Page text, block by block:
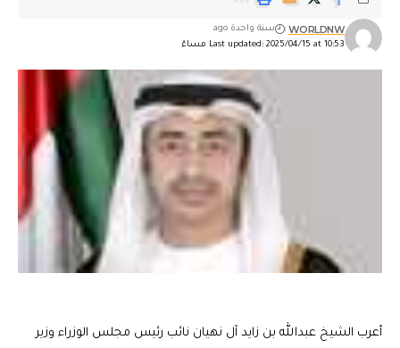
Last updated: 2025/04/15 at 10:53 مساءً
WORLDNW سنة واحدة ago
أعرب الشيخ عبدالله بن زايد آل نهيان نائب رئيس مجلس الوزراء وزير